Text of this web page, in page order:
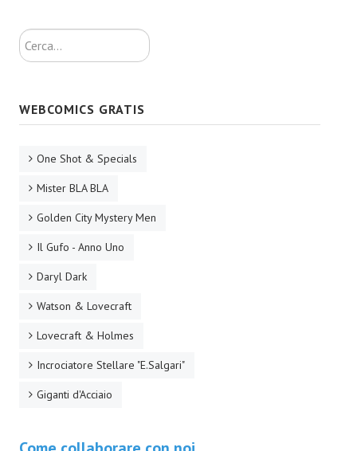
Joumon
EonVerso
Eon
CHI SIAMO
Associazione
STORIA
Cerca...
WEBCOMICS GRATIS
One Shot & Specials
Mister BLA BLA
Golden City Mystery Men
Il Gufo - Anno Uno
Daryl Dark
Watson & Lovecraft
Lovecraft & Holmes
Incrociatore Stellare "E.Salgari"
Giganti d'Acciaio